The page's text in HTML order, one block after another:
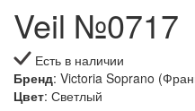
Veil №0717
Есть в наличии
Бренд: Victoria Soprano
Цвет: Светлый